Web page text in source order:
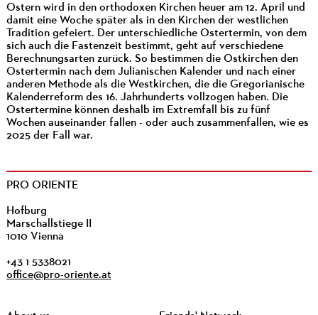
Ostern wird in den orthodoxen Kirchen heuer am 12. April und
damit eine Woche später als in den Kirchen der westlichen
Tradition gefeiert. Der unterschiedliche Ostertermin, von dem
sich auch die Fastenzeit bestimmt, geht auf verschiedene
Berechnungsarten zurück. So bestimmen die Ostkirchen den
Ostertermin nach dem Julianischen Kalender und nach einer
anderen Methode als die Westkirchen, die die Gregorianische
Kalenderreform des 16. Jahrhunderts vollzogen haben. Die
Ostertermine können deshalb im Extremfall bis zu fünf
Wochen auseinander fallen - oder auch zusammenfallen, wie es
2025 der Fall war.
PRO ORIENTE
Hofburg
Marschallstiege II
1010 Vienna
+43 1 5338021
office@pro-oriente.at